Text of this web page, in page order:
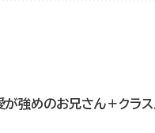
が強めのお兄さん＋クラス